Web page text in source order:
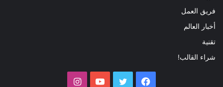
فريق العمل
أخبار العالم
تقنية
شراء القالب!
فيسبوك تويتر يوتيوب